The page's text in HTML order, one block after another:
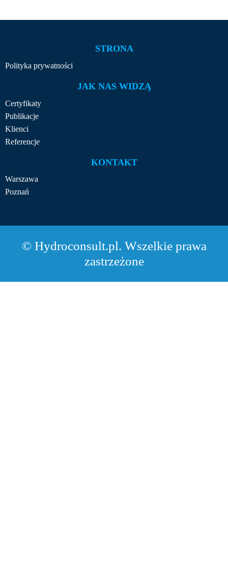
STRONA
Polityka prywatności
JAK NAS WIDZĄ
Certyfikaty
Publikacje
Klienci
Referencje
KONTAKT
Warszawa
Poznań
© Hydroconsult.pl. Wszelkie prawa
zastrzeżone